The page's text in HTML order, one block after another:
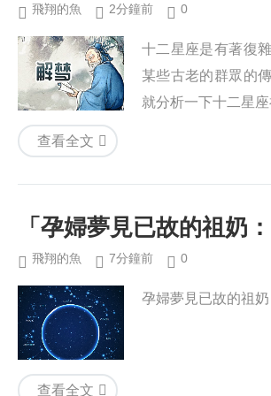
飛翔的魚 2分鐘前 0
十二星座是有著復
某些古老的群眾的
就分析一下十二星
查看全文
「孕婦夢見已故的祖奶
飛翔的魚 7分鐘前 0
孕婦夢見已故的祖
查看全文